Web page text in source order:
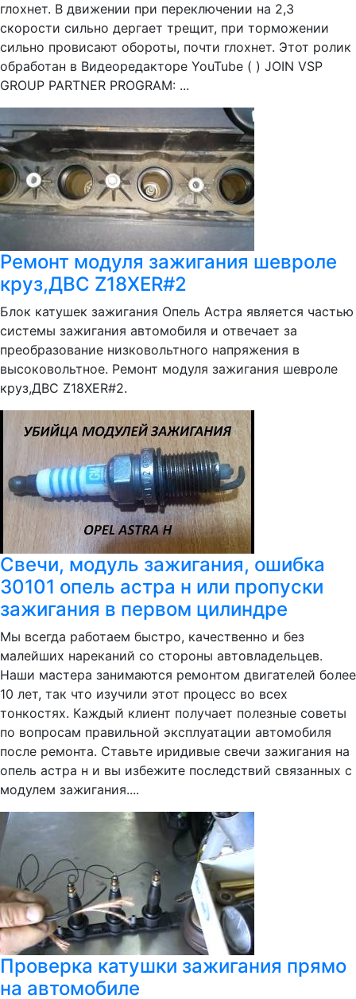
глохнет. В движении при переключении на 2,3
скорости сильно дергает трещит, при торможении
сильно провисают обороты, почти глохнет. Этот ролик
обработан в Видеоредакторе YouTube ( ) JOIN VSP
GROUP PARTNER PROGRAM: ...
Ремонт модуля зажигания шевроле
круз,ДВС Z18XER#2
Блок катушек зажигания Опель Астра является частью
системы зажигания автомобиля и отвечает за
преобразование низковольтного напряжения в
высоковольтное. Ремонт модуля зажигания шевроле
круз,ДВС Z18XER#2.
Свечи, модуль зажигания, ошибка
30101 опель астра н или пропуски
зажигания в первом цилиндре
Мы всегда работаем быстро, качественно и без
малейших нареканий со стороны автовладельцев.
Наши мастера занимаются ремонтом двигателей более
10 лет, так что изучили этот процесс во всех
тонкостях. Каждый клиент получает полезные советы
по вопросам правильной эксплуатации автомобиля
после ремонта. Ставьте иридивые свечи зажигания на
опель астра н и вы избежите последствий связанных с
модулем зажигания....
Проверка катушки зажигания прямо
на автомобиле